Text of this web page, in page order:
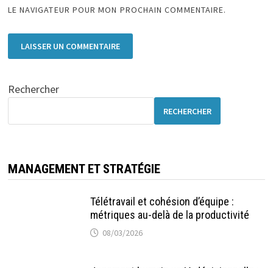
LE NAVIGATEUR POUR MON PROCHAIN COMMENTAIRE.
Rechercher
RECHERCHER
MANAGEMENT ET STRATÉGIE
Télétravail et cohésion d’équipe :
métriques au-delà de la productivité
08/03/2026